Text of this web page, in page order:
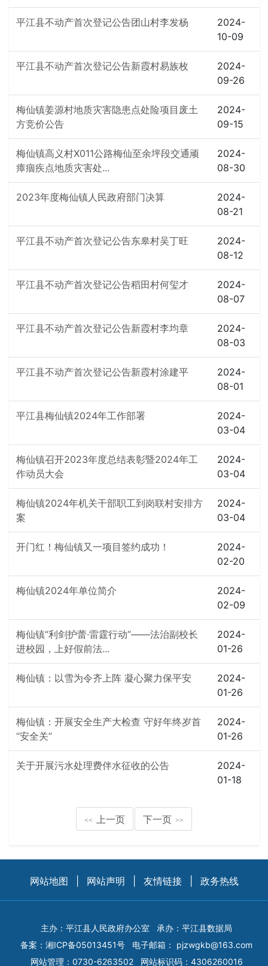
平江县不动产首次登记公告团山村李发杨
2024-
10-09
平江县不动产首次登记公告新霞村易族枚
2024-
09-26
梅仙镇姜源村地质灾害隐患点处险项目废土
方竞价公告
2024-
09-15
梅仙镇高义村X011公路梅仙至余坪段交通顽
瘴痼疾点地质灾害处...
2024-
08-30
2023年度梅仙镇人民政府部门决算
2024-
08-21
平江县不动产首次登记公告东皋村吴丁旺
2024-
08-12
平江县不动产首次登记公告稻田村何玺才
2024-
08-07
平江县不动产首次登记公告新霞村李均章
2024-
08-03
平江县不动产首次登记公告新霞村涂建平
2024-
08-01
平江县梅仙镇2024年工作部署
2024-
03-04
梅仙镇召开2023年度总结表彰暨2024年工
作动员大会
2024-
03-04
梅仙镇2024年机关干部职工到岗联村安排方
案
2024-
03-04
开门红！梅仙镇又一项目签约成功！
2024-
02-20
梅仙镇2024年单位简介
2024-
02-09
梅仙镇“利剑护蕾·雷霆行动”——法治副校长
进校园，上好假前法...
2024-
01-26
梅仙镇：以雪为令齐上阵 凝心聚力保平安
2024-
01-26
梅仙镇：开展安全生产大检查 守好年终岁首
“安全关”
2024-
01-26
关于开展污水处理费伴水征收的公告
2024-
01-18
<< 上一页 下一页 >>
网站地图 网站声明 友情链接 政务热线
主办：平江县人民政府办公室
承办：平江县数据局
备案： 湘ICP备05013451号 电子邮箱： pjzwgkb@163.com
网站管理：0730-6263502
网站标识码：4306260016